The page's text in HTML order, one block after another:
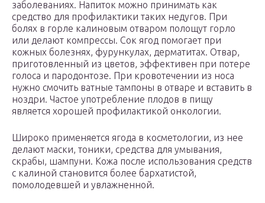
заболеваниях. Напиток можно принимать как
средство для профилактики таких недугов. При
болях в горле калиновым отваром полощут горло
или делают компрессы. Сок ягод помогает при
кожных болезнях, фурункулах, дерматитах. Отвар,
приготовленный из цветов, эффективен при потере
голоса и пародонтозе. При кровотечении из носа
нужно смочить ватные тампоны в отваре и вставить в
ноздри. Частое употребление плодов в пищу
является хорошей профилактикой онкологии.
Широко применяется ягода в косметологии, из нее
делают маски, тоники, средства для умывания,
скрабы, шампуни. Кожа после использования средств
с калиной становится более бархатистой,
помолодевшей и увлажненной.